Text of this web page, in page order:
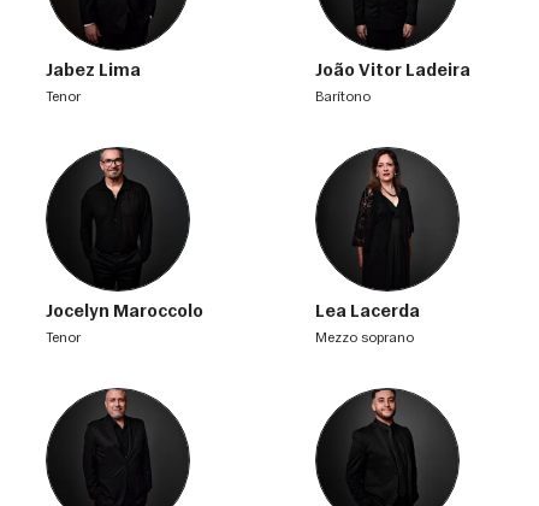
Jabez Lima
tenor
João Vitor Ladeira
barítono
Jocelyn Maroccolo
tenor
Lea Lacerda
mezzo soprano